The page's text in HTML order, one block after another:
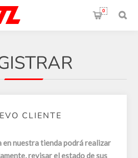
0
CLIENTE
en nuestra tienda podrá realizar
revisar el estado de sus